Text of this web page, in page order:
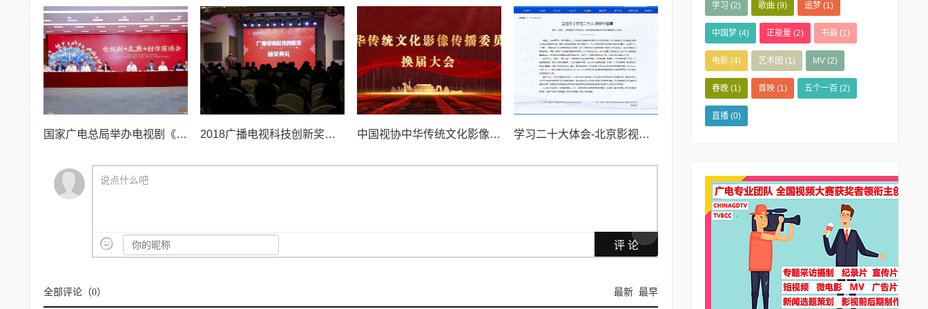
国家广电总局举办电视剧《主角》创作座谈会 2018广播电视科技创新奖颁奖典礼在京隆重举行 中国视协中华传统文化影像传播委员会换届工作 学习二十大体会-北京影视艺术学会会员艾宏月
说点什么吧
全部评论（0） 最新 最早
学习 (2) 歌曲 (9) 追梦 (1)
中国梦(4) 正能量(2) 书画 (1)
电影(4) 艺术团 (1) MV (2)
春晚(1) 首映(1) 五个一百 (2)
直播(0)